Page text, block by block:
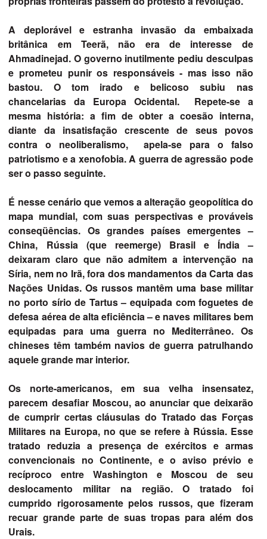
A deplorável e estranha invasão da embaixada
britânica em Teerã, não era de interesse de
Ahmadinejad. O governo inutilmente pediu desculpas
e prometeu punir os responsáveis - mas isso não
bastou. O tom irado e belicoso subiu nas
chancelarias da Europa Ocidental. Repete-se a
mesma história: a fim de obter a coesão interna,
diante da insatisfação crescente de seus povos
contra o neoliberalismo, apela-se para o falso
patriotismo e a xenofobia. A guerra de agressão pode
ser o passo seguinte.
É nesse cenário que vemos a alteração geopolítica do
mapa mundial, com suas perspectivas e prováveis
conseqüências. Os grandes países emergentes –
China, Rússia (que reemerge) Brasil e Índia –
deixaram claro que não admitem a intervenção na
Síria, nem no Irã, fora dos mandamentos da Carta das
Nações Unidas. Os russos mantêm uma base militar
no porto sírio de Tartus – equipada com foguetes de
defesa aérea de alta eficiência – e naves militares bem
equipadas para uma guerra no Mediterrâneo. Os
chineses têm também navios de guerra patrulhando
aquele grande mar interior.
Os norte-americanos, em sua velha insensatez,
parecem desafiar Moscou, ao anunciar que deixarão
de cumprir certas cláusulas do Tratado das Forças
Militares na Europa, no que se refere à Rússia. Esse
tratado reduzia a presença de exércitos e armas
convencionais no Continente, e o aviso prévio e
recíproco entre Washington e Moscou de seu
deslocamento militar na região. O tratado foi
cumprido rigorosamente pelos russos, que fizeram
recuar grande parte de suas tropas para além dos
Urais.